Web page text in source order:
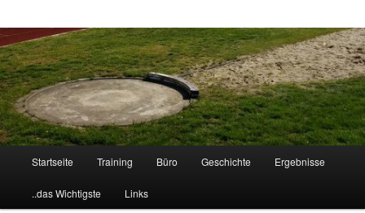
Startseite Training Büro Geschichte Ergebnisse
..das Wichtigste Links